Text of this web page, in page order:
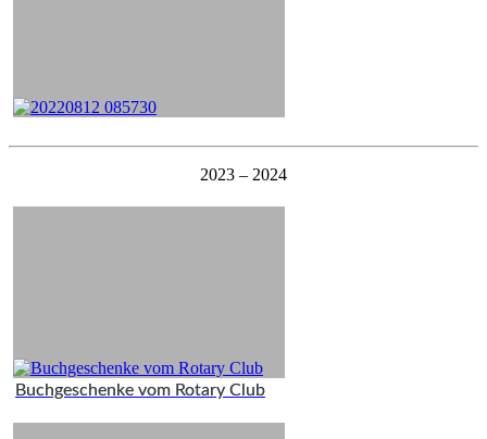
2023 – 2024
Buchgeschenke vom Rotary Club